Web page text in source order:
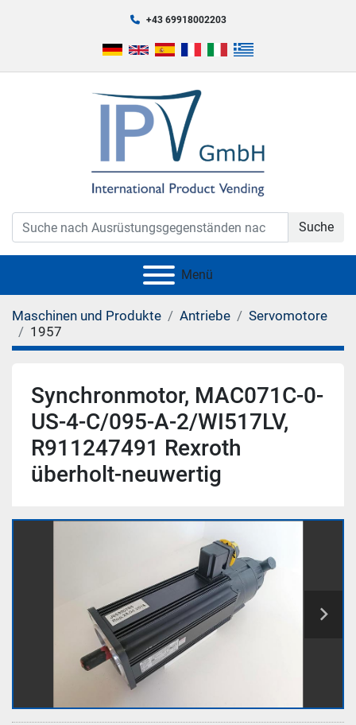
+43 69918002203
Suche
Menü
Maschinen und Produkte Antriebe
Servomotore
1957
Synchronmotor, MAC071C-0-
US-4-C/095-A-2/WI517LV,
R911247491 Rexroth
überholt-neuwertig